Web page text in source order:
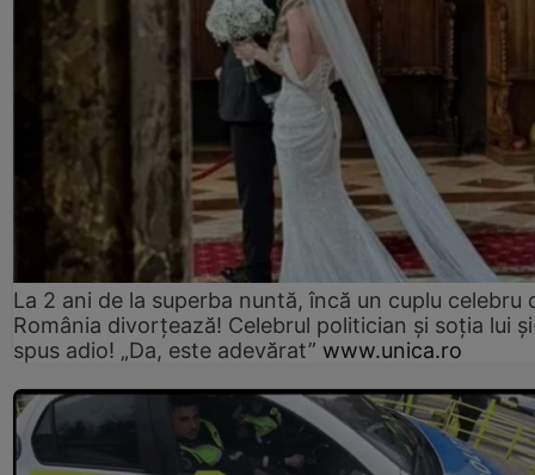
La 2 ani de la superba nuntă, încă un cuplu celebru
România divorțează! Celebrul politician și soția lui
spus adio! „Da, este adevărat” www.unica.ro